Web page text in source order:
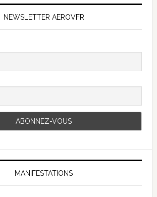
NEWSLETTER AEROVFR
MANIFESTATIONS